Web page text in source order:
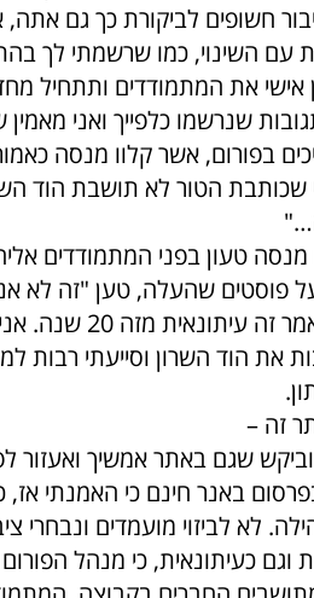
חשופים לביקורת כך גם
השינוי, כמו שרשמתי לך
את המתמודדים ותתחיל
שנרשמו כלפייך ואני מאמין
בפורום, אשר קלוו מנסה
שכותבת הטור לא תושבת הוד
מנסה טעון בפני המתמודדים
פוסטים שהעלה, טען "זה לא
ובכן, כותבת
את הוד השרון וסייעתי רבות
זה –
שגם באתר אמשיך ואעזור
באנר חינם כי האמנתי
לא לביזוי מועמדים ונבחרי
וגם כעיתונאית, כי מנהל